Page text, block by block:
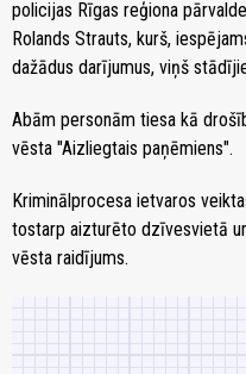
policijas Rīgas reģiona
Rolands Strauts, kurš,
dažādus darījumus, viņš
Abām personām tiesa kā
vēsta "Aizliegtais paņēmiens".
Kriminālprocesa ietvaros
tostarp aizturēto dzīvesvietā
vēsta raidījums.